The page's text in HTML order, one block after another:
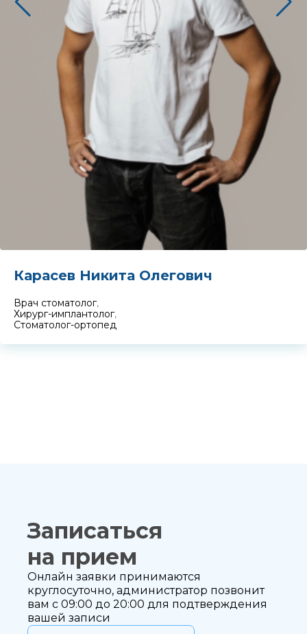
Карасев Никита Олегович
Врач стоматолог,
Хирург-имплантолог,
Стоматолог-ортопед
Записаться
на прием
Онлайн заявки принимаются
круглосуточно, администратор позвонит
вам с 09:00 до 20:00 для подтверждения
вашей записи